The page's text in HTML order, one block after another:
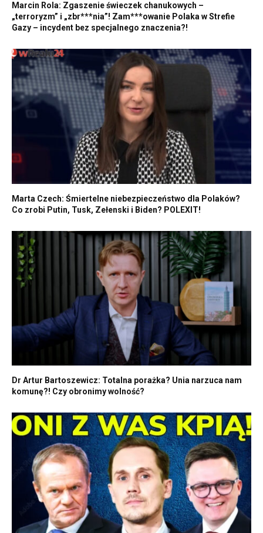
Marcin Rola: Zgaszenie świeczek chanukowych –
„terroryzm” i „zbr***nia”! Zam***owanie Polaka w Strefie
Gazy – incydent bez specjalnego znaczenia?!
Marta Czech: Śmiertelne niebezpieczeństwo dla Polaków?
Co zrobi Putin, Tusk, Zełenski i Biden? POLEXIT!
Dr Artur Bartoszewicz: Totalna porażka? Unia narzuca nam
komunę?! Czy obronimy wolność?